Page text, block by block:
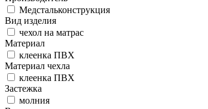
Медстальконструкция
Вид изделия
чехол на матрас
Материал
клеенка ПВХ
Материал чехла
клеенка ПВХ
Застежка
молния